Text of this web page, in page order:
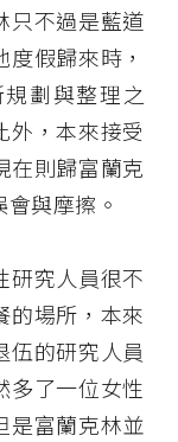
只不過是藍道
假歸來時，
劃與整理之
外，本來接受
在則歸富蘭克
與摩擦。
研究人員很不
的場所，本來
伍的研究人員
多了一位女性
是富蘭克林並